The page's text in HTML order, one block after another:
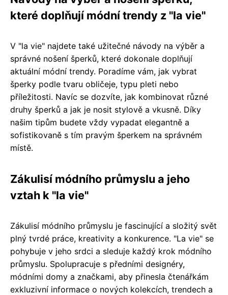
které doplňují módní trendy z "la vie"
V "la vie" najdete také užitečné návody na výběr a
správné nošení šperků, které dokonale doplňují
aktuální módní trendy. Poradíme vám, jak vybrat
šperky podle tvaru obličeje, typu pleti nebo
příležitosti. Navíc se dozvíte, jak kombinovat různé
druhy šperků a jak je nosit stylově a vkusně. Díky
našim tipům budete vždy vypadat elegantně a
sofistikovaně s tím pravým šperkem na správném
místě.
Zákulisí módního průmyslu a jeho
vztah k "la vie"
Zákulisí módního průmyslu je fascinující a složitý svět
plný tvrdé práce, kreativity a konkurence. "La vie" se
pohybuje v jeho srdci a sleduje každý krok módního
průmyslu. Spolupracuje s předními designéry,
módními domy a značkami, aby přinesla čtenářkám
exkluzivní informace o nových kolekcích, trendech a